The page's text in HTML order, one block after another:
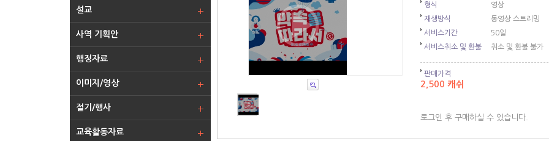
설교
사역 기획안
행정자료
이미지/영상
절기/행사
교육활동자료
형식
영상
재생방식
동영상 스트리밍
서비스기간
50일
서비스취소 및 환불
취소 및 환불 불가
판매가격
2,500 캐쉬
로그인 후 구매하실 수 있습니다.